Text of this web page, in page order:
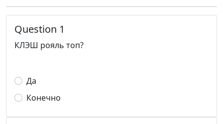
Question 1
КЛЭШ рояль топ?
Да
Конечно